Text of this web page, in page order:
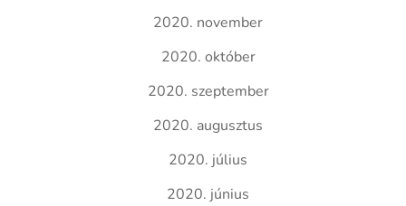
2020. november
2020. október
2020. szeptember
2020. augusztus
2020. július
2020. június